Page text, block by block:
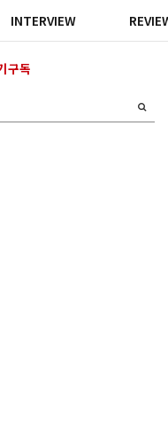
구독
INTERVIEW